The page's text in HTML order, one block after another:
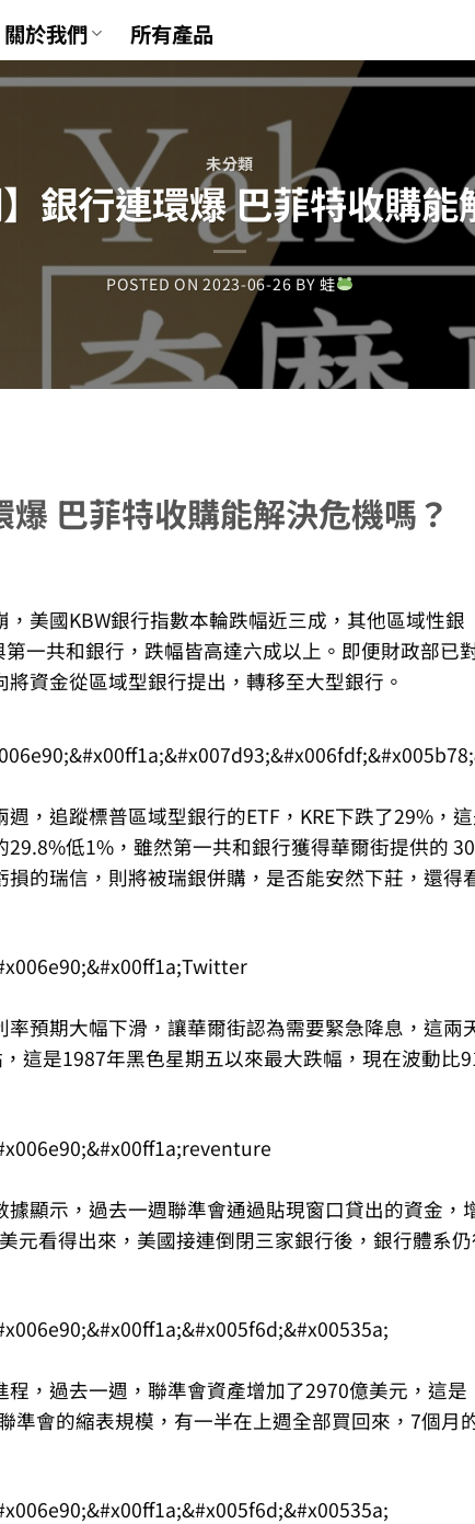
關於我們 所有產品
未分類
銀行連環爆 巴菲特收購能
POSTED ON2023-06-26BY蛙
爆 巴菲特收購能解決危機嗎？
美國KBW銀行指數本輪跌幅近三成，其他區域性銀
一共和銀行，跌幅皆高達六成以上。即便財政部已
資金從區域型銀行提出，轉移至大型銀行。
，追蹤標普區域型銀行的ETF，KRE下跌了29%，
低1%，雖然第一共和銀行獲得華爾街提供的
的瑞信，則將被瑞銀併購，是否能安然下莊，還得
預期大幅下滑，讓華爾街認為需要緊急降息，這兩
這是1987年黑色星期五以來最大跌幅，現在波動比
顯示，過去一週聯準會通過貼現窗口貸出的資金，
元看得出來，美國接連倒閉三家銀行後，銀行體系仍
，過去一週，聯準會資產增加了2970億美元，這是
準會的縮表規模，有一半在上週全部買回來，7個月